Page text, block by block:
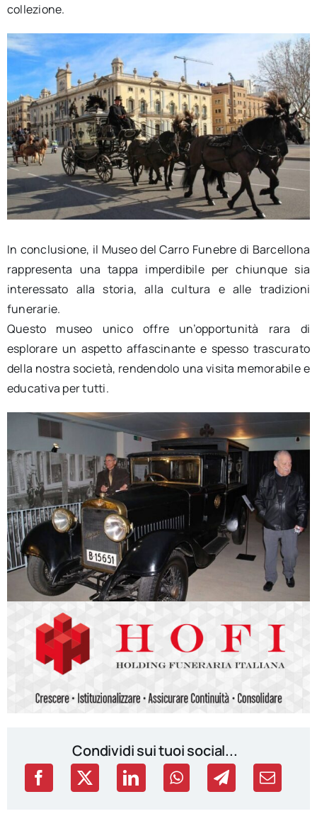
collezione.
In conclusione, il Museo del Carro Funebre di Barcellona
rappresenta una tappa imperdibile per chiunque sia
interessato alla storia, alla cultura e alle tradizioni
funerarie.
Questo museo unico offre un’opportunità rara di
esplorare un aspetto affascinante e spesso trascurato
della nostra società, rendendolo una visita memorabile e
educativa per tutti.
Condividi sui tuoi social...